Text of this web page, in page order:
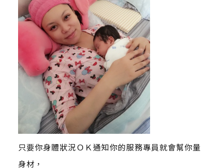
只要你身體狀況ＯＫ通知你的服務專員就會幫你量
身材，